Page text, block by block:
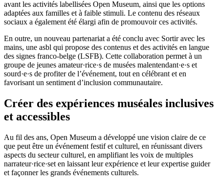
avant les activités labellisées Open Museum, ainsi que les options
adaptées aux familles et à faible stimuli. Le contenu des réseaux
sociaux a également été élargi afin de promouvoir ces activités.
En outre, un nouveau partenariat a été conclu avec Sortir avec les
mains, une asbl qui propose des contenus et des activités en langue
des signes franco-belge (LSFB). Cette collaboration permet à un
groupe de jeunes amateur·rice·s de musées malentendant·e·s et
sourd·e·s de profiter de l’événement, tout en célébrant et en
favorisant un sentiment d’inclusion communautaire.
Créer des expériences muséales inclusives
et accessibles
Au fil des ans, Open Museum a développé une vision claire de ce
que peut être un événement festif et culturel, en réunissant divers
aspects du secteur culturel, en amplifiant les voix de multiples
narrateur·rice·set en laissant leur expérience et leur expertise guider
et façonner les grands événements culturels.